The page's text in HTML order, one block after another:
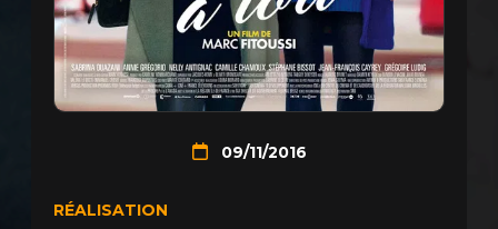
09/11/2016
RÉALISATION